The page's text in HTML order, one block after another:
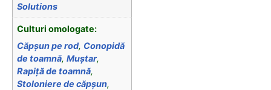
Solutions
Culturi omologate:
Căpșun pe rod, Conopidă
de toamnă,Muștar,
Rapiţă de toamnă,
Stoloniere de căpșun,